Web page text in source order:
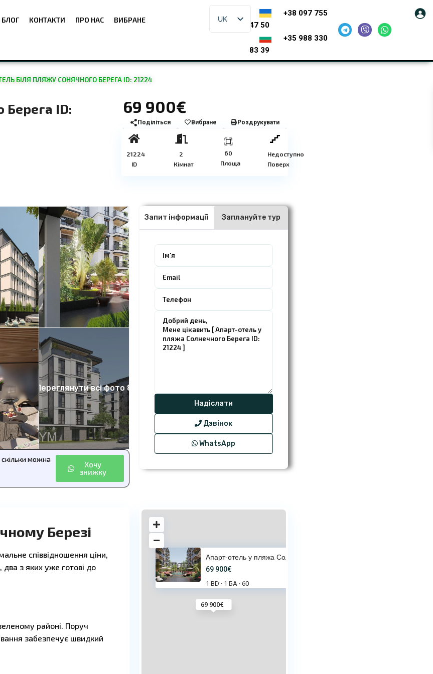
БЛОГ КОНТАКТИ ПРО НАС ВИБРАНЕ UK
+38 097 755
47 50
+35 988 330
83 39
БІЛЯ ПЛЯЖУ СОНЯЧНОГО БЕРЕГА ID: 21224
Берега ID:
69 900€
Поділіться Вибране Роздрукувати
21224
ID
2
Кімнат
60
Площа
Недоступно
Поверх
Переглянути всі фото 8
скільки можна
Хочу
знижку
Запит інформації Заплануйте тур
Дзвінок
WhatsApp
Березі
співвідношення ціни,
два з яких уже готові до
районі. Поруч
забезпечує швидкий
69 900€
Апарт-отель у пляжа Солнечного
69 900€
1 BD · 1 БА · 60